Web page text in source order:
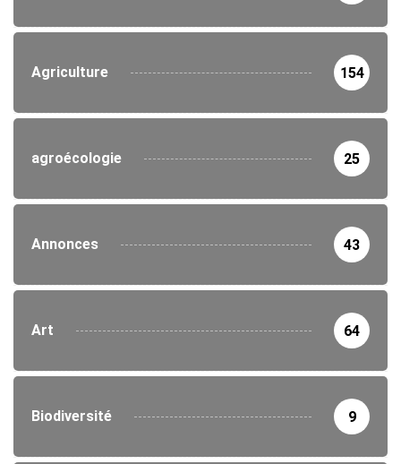
Agriculture 154
agroécologie 25
Annonces 43
Art 64
Biodiversité 9